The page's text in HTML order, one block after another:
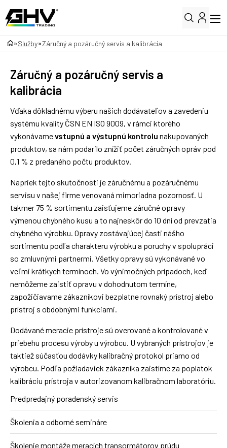
»Služby»Záručný a pozáručný servis a kalibrácia
Predpredajný poradenský servis
Školenia a odborné semináre
Školenie montáže meracích transormátorov prúdu
Záručný a pozáručný servis a
kalibrácia
Vďaka dôkladnému výberu našich dodávateľov a zavedeniu
systému kvality ČSN EN ISO 9009, v rámci ktorého
vykonávamevstupnú a výstupnú kontrolu nakupovaných
produktov, sa nám podarilo znížiť počet záručných opráv pod
0,1 % z predaného počtu produktov.
Napriek tejto skutočnosti je záručnému a pozáručnému
servisu v našej firme venovaná mimoriadna pozornosť. U
takmer 75 % sortimentu zaisťujeme záručné opravy
výmenou chybného kusu a to najneskôr do 10 dní od prevzatia
chybného výrobku. Opravy zostávajúcej časti nášho
sortimentu podľa charakteru výrobku a poruchy v spolupráci
so zmluvnými partnermi. Všetky opravy sú vykonávané vo
veľmi krátkych termínoch. Vo výnimočných prípadoch, keď
nemôžeme zaistiť opravu v dohodnutom termíne,
zapožičiavame zákazníkovi bezplatne rovnaký prístroj alebo
prístroj s obdobnými funkciami.
Dodávané meracie prístroje sú overované a kontrolované v
priebehu procesu výroby u výrobcu. U vybraných prístrojov je
taktiež súčasťou dodávky kalibračný protokol priamo od
výrobcu. Podľa požiadaviek zákazníka zaistíme za poplatok
kalibráciu prístroja v autorizovanom kalibračnom laboratóriu.